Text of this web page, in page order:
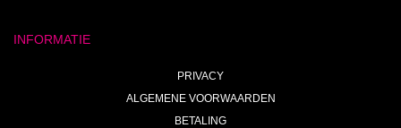
INFORMATIE
PRIVACY
ALGEMENE VOORWAARDEN
BETALING